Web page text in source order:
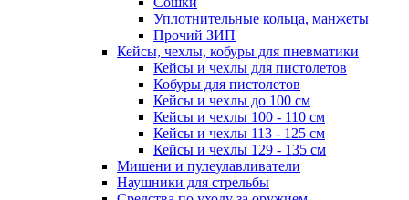
Уплотнительные кольца, манжеты
Прочий ЗИП
Кейсы, чехлы, кобуры для пневматики
Кейсы и чехлы для пистолетов
Кобуры для пистолетов
Кейсы и чехлы до 100 см
Кейсы и чехлы 100 - 110 см
Кейсы и чехлы 113 - 125 см
Кейсы и чехлы 129 - 135 см
Мишени и пулеулавливатели
Наушники для стрельбы